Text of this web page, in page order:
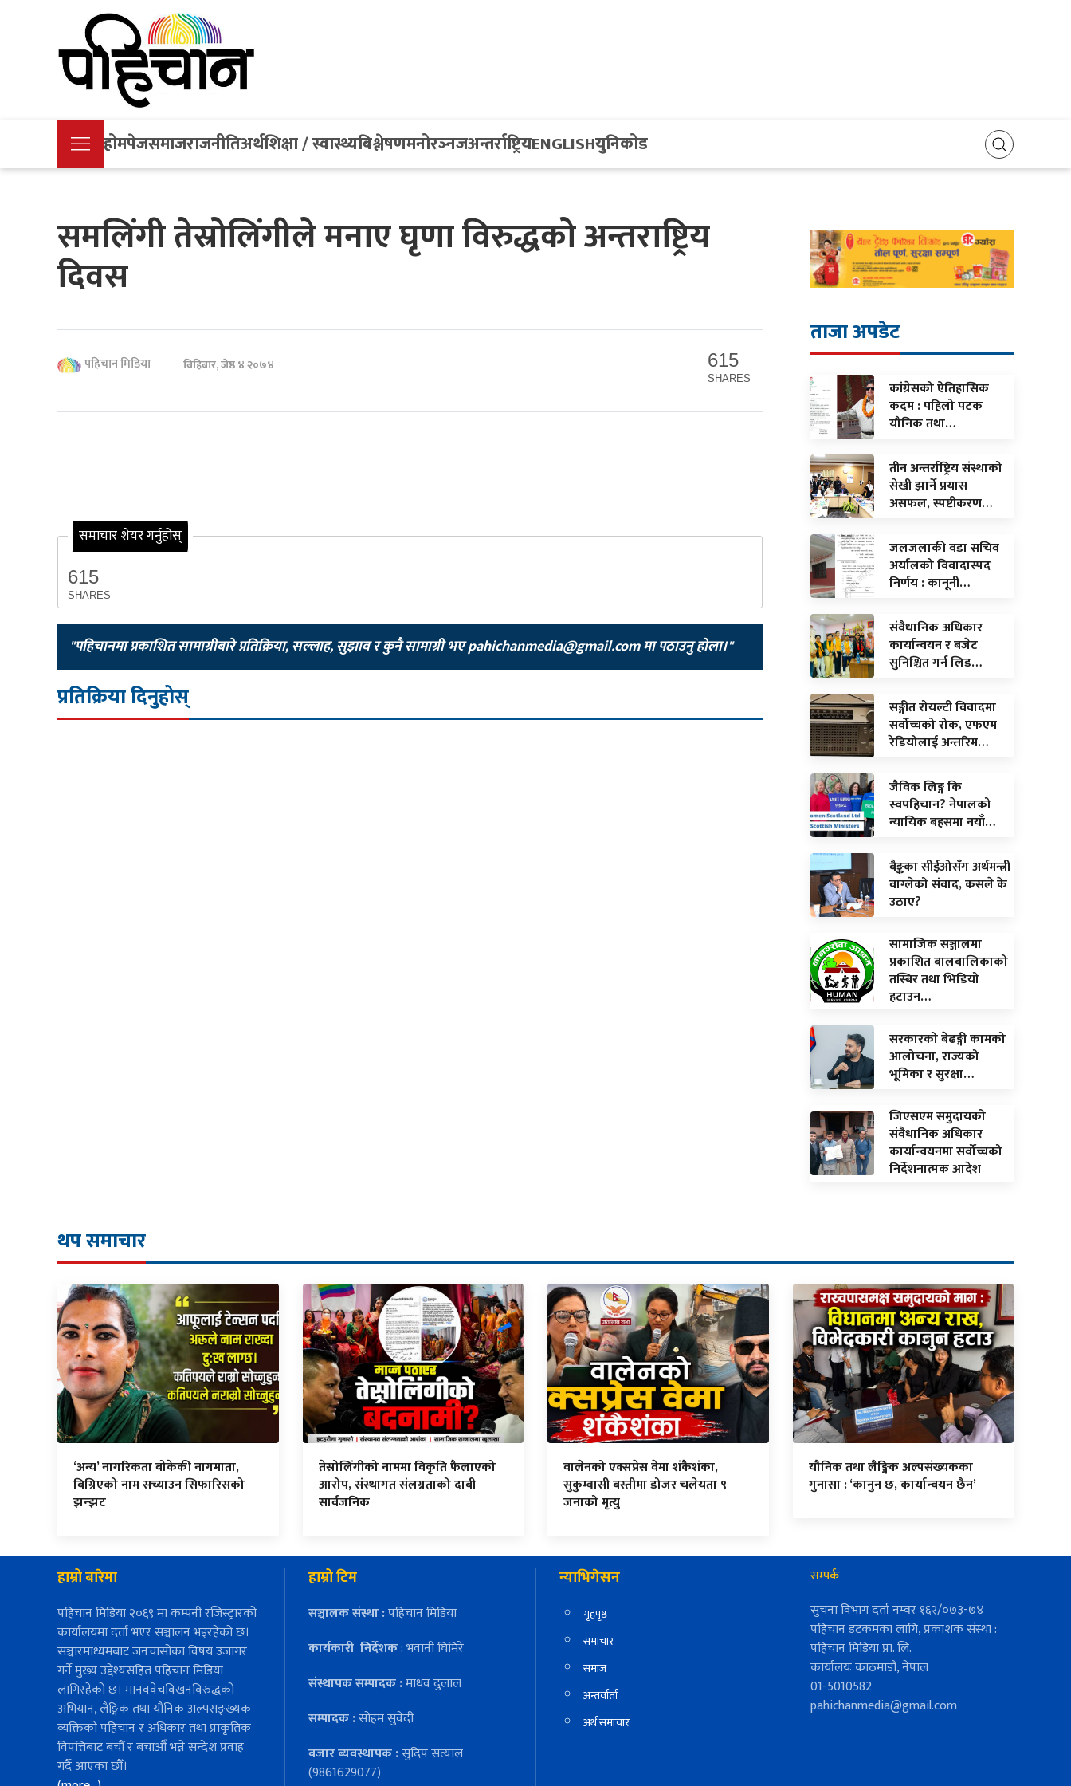
होमपेजसमाजराजनीतिअर्थशिक्षा / स्वास्थ्यबिश्लेषणमनोरञ्नजअन्तर्राष्ट्रियENGLISHयुनिकोड
समलिंगी तेस्रोलिंगीले मनाए घृणा विरुद्धको अन्तराष्ट्रिय
दिवस
पहिचान मिडिया बिहिबार, जेष्ठ ४ २०७४ 615
SHARES
समाचार शेयर गर्नुहोस्
615
SHARES
"पहिचानमा प्रकाशित सामाग्रीबारे प्रतिक्रिया, सल्लाह, सुझाव र कुनै सामाग्री भएpahichanmedia@gmail.comमा पठाउनु होला।"
प्रतिक्रिया दिनुहोस्
ताजा अपडेट
कांग्रेसको ऐतिहासिक
कदम : पहिलो पटक
यौनिक तथा…
तीन अन्तर्राष्ट्रिय संस्थाको
सेखी झार्ने प्रयास
असफल, स्पष्टीकरण…
जलजलाकी वडा सचिव
अर्यालको विवादास्पद
निर्णय : कानूनी…
संवैधानिक अधिकार
कार्यान्वयन र बजेट
सुनिश्चित गर्न लिड…
सङ्गीत रोयल्टी विवादमा
सर्वोच्चको रोक, एफएम
रेडियोलाई अन्तरिम…
जैविक लिङ्ग कि
स्वपहिचान? नेपालको
न्यायिक बहसमा नयाँ…
बैङ्कका सीईओसँग अर्थमन्त्री
वाग्लेको संवाद, कसले के
उठाए?
सामाजिक सञ्जालमा
प्रकाशित बालबालिकाको
तस्बिर तथा भिडियो
हटाउन…
सरकारको बेढङ्गी कामको
आलोचना, राज्यको
भूमिका र सुरक्षा…
जिएसएम समुदायको
संवैधानिक अधिकार
कार्यान्वयनमा सर्वोच्चको
निर्देशनात्मक आदेश
थप समाचार
‘अन्य’ नागरिकता बोकेकी नागमाता,
बिग्रिएको नाम सच्याउन सिफारिसको
झन्झट
तेस्रोलिंगीको नाममा विकृति फैलाएको
आरोप, संस्थागत संलग्नताको दाबी
सार्वजनिक
वालेनको एक्सप्रेस वेमा शंकैशंका,
सुकुम्वासी बस्तीमा डोजर चलेयता ९
जनाको मृत्यु
यौनिक तथा लैङ्गिक अल्पसंख्यकका
गुनासा : ‘कानुन छ, कार्यान्वयन छैन’
हाम्रो बारेमा
पहिचान मिडिया २०६९ मा कम्पनी रजिस्ट्रारको
कार्यालयमा दर्ता भएर सञ्चालन भइरहेको छ।
सञ्चारमाध्यमबाट जनचासोका विषय उजागर
गर्ने मुख्य उद्देश्यसहित पहिचान मिडिया
लागिरहेको छ। मानववेचविखनविरुद्धको
अभियान, लैङ्गिक तथा यौनिक अल्पसङ्ख्यक
व्यक्तिको पहिचान र अधिकार तथा प्राकृतिक
विपत्तिबाट बचौँ र बचाऔँ भन्ने सन्देश प्रवाह
गर्दै आएका छौँ।
हाम्रो टिम
सञ्चालक संस्था :पहिचान मिडिया
कार्यकारी निर्देशक: भवानी घिमिरे
संस्थापक सम्पादक :माधव दुलाल
सम्पादक :सोहम सुवेदी
बजार ब्यवस्थापक :सुदिप सत्याल
(9861629077)
न्याभिगेसन
गृहपृष्ठ
समाचार
समाज
अन्तर्वार्ता
अर्थ समाचार
सम्पर्क
सुचना विभाग दर्ता नम्वर १६२/०७३-७४
पहिचान डटकमका लागि, प्रकाशक संस्था :
पहिचान मिडिया प्रा. लि.
कार्यालयः काठमाडौं, नेपाल
01-5010582
pahichanmedia@gmail.com